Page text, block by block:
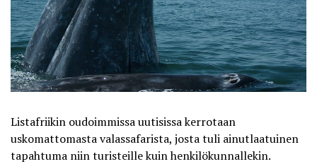
Listafriikin oudoimmissa uutisissa kerrotaan
uskomattomasta valassafarista, josta tuli ainutlaatuinen
tapahtuma niin turisteille kuin henkilökunnallekin.